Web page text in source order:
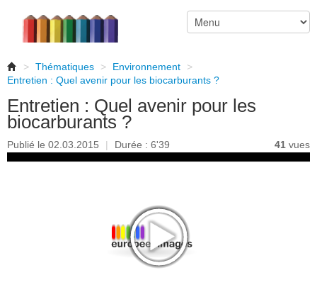
> Thématiques > Environnement
>
Entretien : Quel avenir pour les biocarburants ?
Entretien : Quel avenir pour les
biocarburants ?
Publié le 02.03.2015 | Durée : 6'39 41 vues